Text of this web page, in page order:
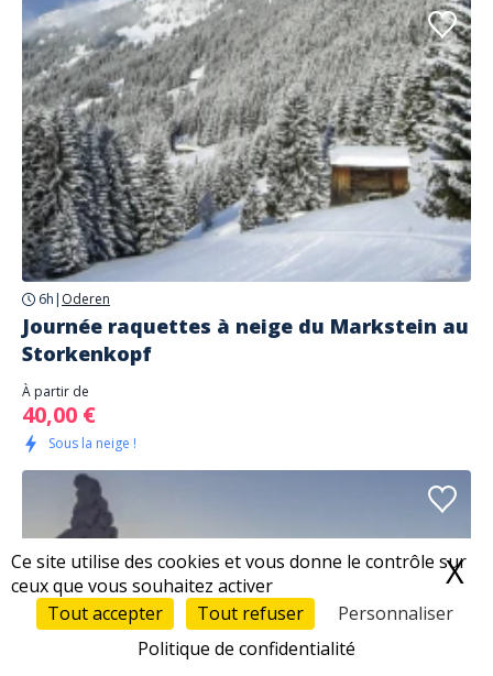
Ce site utilise des cookies et vous donne le contrôle sur
ceux que vous souhaitez activer
Tout accepter
Tout refuser
Personnaliser
Politique de confidentialité
X
6h | Oderen
Journée raquettes à neige du Markstein au
Storkenkopf
À partir de
40,00 €
Sous la neige !